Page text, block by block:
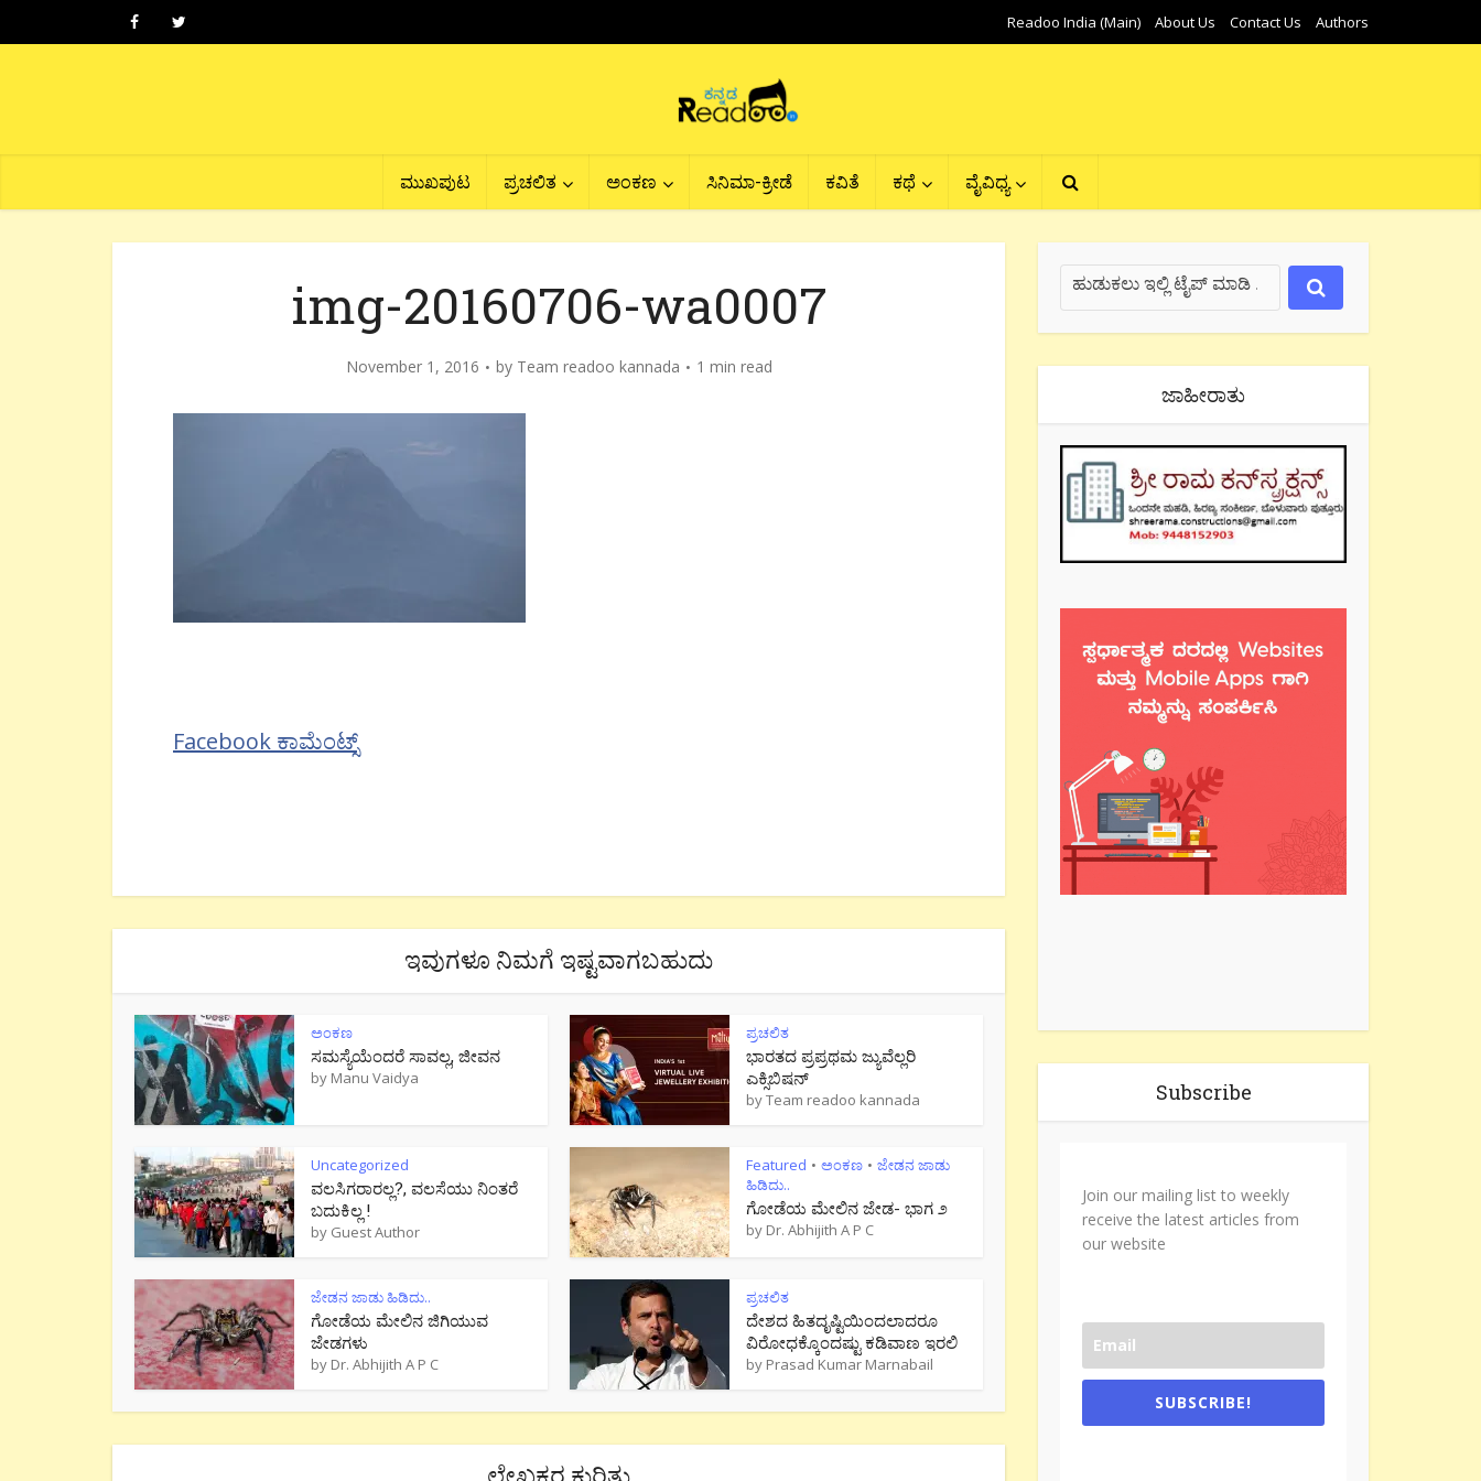
Readoo India (Main) About Us Contact Us Authors
ಮುಖಪುಟ ಪ್ರಚಲಿತ ಅಂಕಣ ಸಿನಿಮಾ-ಕ್ರೀಡೆ ಕವಿತೆ ಕಥೆ ವೈವಿಧ್ಯ
img-20160706-wa0007
November 1, 2016 by Team readoo kannada 1 min read
Facebook ಕಾಮೆಂಟ್ಸ್
ಇವುಗಳೂ ನಿಮಗೆ ಇಷ್ಟವಾಗಬಹುದು
ಅಂಕಣ
ಸಮಸ್ಯೆಯೆಂದರೆ ಸಾವಲ್ಲ, ಜೀವನ
by Manu Vaidya
ಪ್ರಚಲಿತ
ಭಾರತದ ಪ್ರಪ್ರಥಮ ಜ್ಯುವೆಲ್ಲರಿ
ಎಕ್ಸಿಬಿಷನ್
byTeam readoo kannada
Uncategorized
ವಲಸಿಗರಾರಲ್ಲ?, ವಲಸೆಯು ನಿಂತರೆ
ಬದುಕಿಲ್ಲ !
by Guest Author
Featured • ಅಂಕಣ • ಜೇಡನ ಜಾಡು
ಹಿಡಿದು..
ಗೋಡೆಯ ಮೇಲಿನ ಜೇಡ- ಭಾಗ ೨
by Dr. Abhijith A P C
ಜೇಡನ ಜಾಡು ಹಿಡಿದು..
ಗೋಡೆಯ ಮೇಲಿನ ಜಿಗಿಯುವ
ಜೇಡಗಳು
by Dr. Abhijith A P C
ಪ್ರಚಲಿತ
ದೇಶದ ಹಿತದೃಷ್ಟಿಯಿಂದಲಾದರೂ
ವಿರೋಧಕ್ಕೊಂದಷ್ಟು ಕಡಿವಾಣ ಇರಲಿ
by Prasad Kumar Marnabail
ಜಾಹೀರಾತು
Subscribe
Join our mailing list to weekly
receive the latest articles from
our website
SUBSCRIBE!